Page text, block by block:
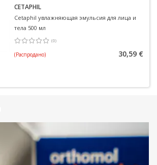
CETAPHIL
Cetaphil увлажняющая эмульсия для лица и
тела 500 мл
(0)
Средняя оценка 0.00
(Распродано) 30,59 €